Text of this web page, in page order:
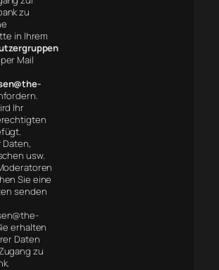
zu
in Ihrem
Mail
Ihr
Daten,
usw.
Sie eine
senden
erhalten
Daten
zu